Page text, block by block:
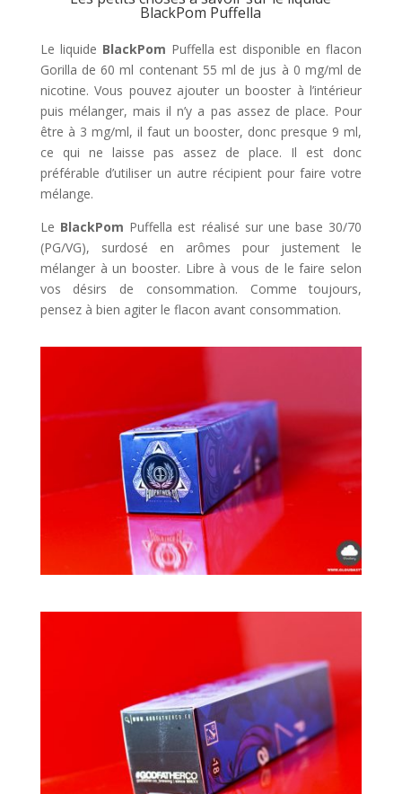
BlackPom Puffella
Le liquide BlackPom Puffella est disponible en flacon
Gorilla de 60 ml contenant 55 ml de jus à 0 mg/ml de
nicotine. Vous pouvez ajouter un booster à l’intérieur
puis mélanger, mais il n’y a pas assez de place. Pour
être à 3 mg/ml, il faut un booster, donc presque 9 ml,
ce qui ne laisse pas assez de place. Il est donc
préférable d’utiliser un autre récipient pour faire votre
mélange.
Le BlackPom Puffella est réalisé sur une base 30/70
(PG/VG), surdosé en arômes pour justement le
mélanger à un booster. Libre à vous de le faire selon
vos désirs de consommation. Comme toujours,
pensez à bien agiter le flacon avant consommation.